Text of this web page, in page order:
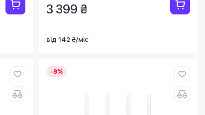
3 399 ₴
від 142 ₴/міс
-9%